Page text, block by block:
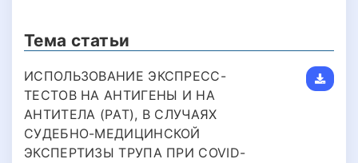
Тема статьи
ИСПОЛЬЗОВАНИЕ ЭКСПРЕСС-
ТЕСТОВ НА АНТИГЕНЫ И НА
АНТИТЕЛА (РAT), В СЛУЧАЯХ
СУДЕБНО-МЕДИЦИНСКОЙ
ЭКСПЕРТИЗЫ ТРУПА ПРИ COVID-